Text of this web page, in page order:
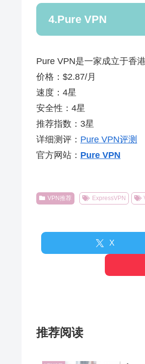
4.Pure VPN
Pure VPN是一家成立于香
价格：$2.87/月
速度：4星
安全性：4星
推荐指数：3星
详细测评： Pure VPN评测
官方网站： Pure VPN
VPN推荐 ExpressVPN
X
推荐阅读